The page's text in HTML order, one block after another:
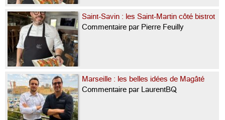
Saint-Savin : les Saint-Martin côté bistrot
Commentaire par Pierre Feuilly
Marseille : les belles idées de Magâté
Commentaire par LaurentBQ